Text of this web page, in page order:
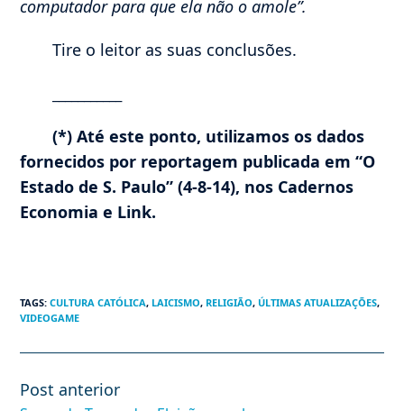
computador para que ela não o amole”.
Tire o leitor as suas conclusões.
(*) Até este ponto, utilizamos os dados
fornecidos por reportagem publicada em “O
Estado de S. Paulo” (4-8-14), nos Cadernos
Economia e Link.
TAGS:CULTURA CATÓLICA, LAICISMO, RELIGIÃO, ÚLTIMAS ATUALIZAÇÕES,
VIDEOGAME
Leia
mais
Post anterior